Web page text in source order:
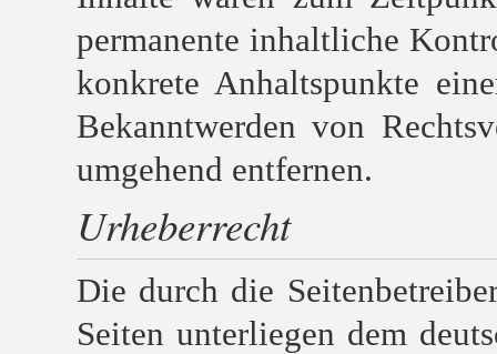
permanente inhaltliche
konkrete Anhaltspunkte
Bekanntwerden von
umgehend entfernen.
Urheberrecht
Die durch die
Seiten unterliegen dem